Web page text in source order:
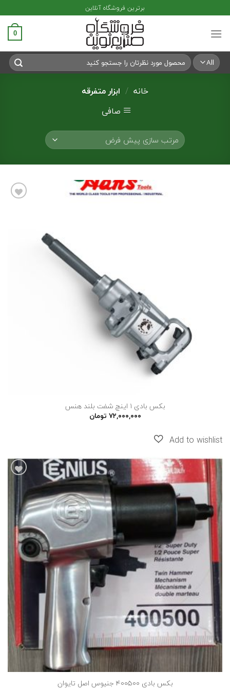
to
content
برترین فروشگاه آنلاین
0
جستجو
برای:
خانه / ابزار متفرقه
صافی
بکس بادی ۱ اینچ شفت بلند هنس
۷۲,۰۰۰,۰۰۰ تومان
افزودن
علاقه
مندی
ها
بکس بادی 400500 جنیوس اصل تایوان